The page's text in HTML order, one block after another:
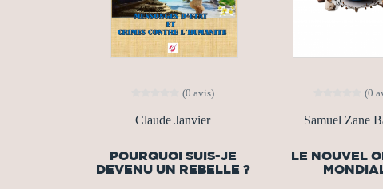
(0 avis)
Claude Janvier
POURQUOI SUIS-JE
DEVENU UN REBELLE ?
(0
Samuel Zane
LE NOUVEL